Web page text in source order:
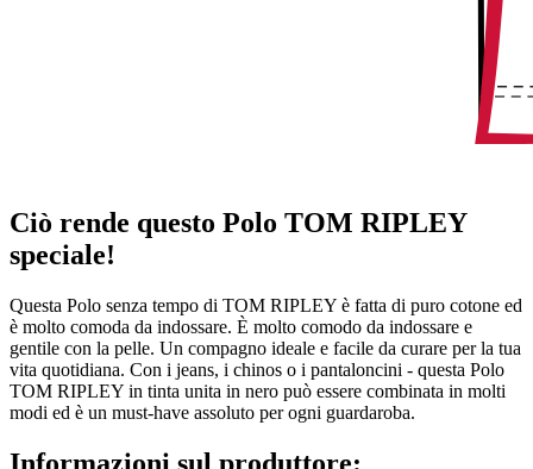
Ciò rende questo Polo TOM RIPLEY
speciale!
Questa Polo senza tempo di TOM RIPLEY è fatta di puro cotone ed
è molto comoda da indossare. È molto comodo da indossare e
gentile con la pelle. Un compagno ideale e facile da curare per la tua
vita quotidiana. Con i jeans, i chinos o i pantaloncini - questa Polo
TOM RIPLEY in tinta unita in nero può essere combinata in molti
modi ed è un must-have assoluto per ogni guardaroba.